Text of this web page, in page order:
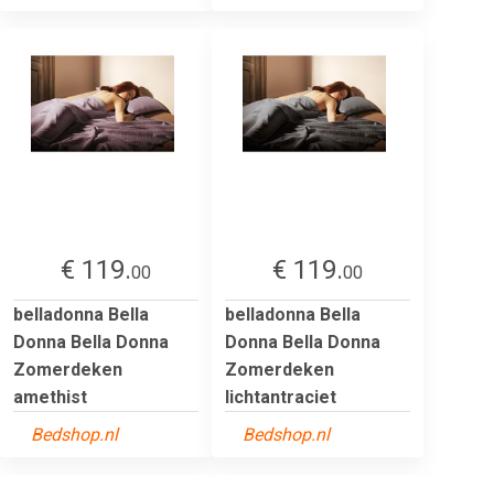
€ 119.00
belladonna Bella
Donna Bella Donna
Zomerdeken
amethist
Bedshop.nl
€ 119.00
belladonna Bella
Donna Bella Donna
Zomerdeken
lichtantraciet
Bedshop.nl